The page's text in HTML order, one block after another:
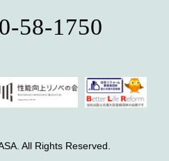
58-1750
All Rights Reserved.